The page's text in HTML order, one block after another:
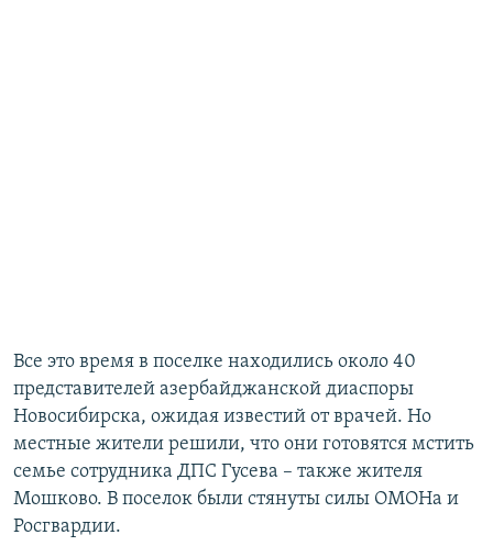
Все это время в поселке находились около 40
представителей азербайджанской диаспоры
Новосибирска, ожидая известий от врачей. Но
местные жители решили, что они готовятся мстить
семье сотрудника ДПС Гусева – также жителя
Мошково. В поселок были стянуты силы ОМОНа и
Росгвардии.